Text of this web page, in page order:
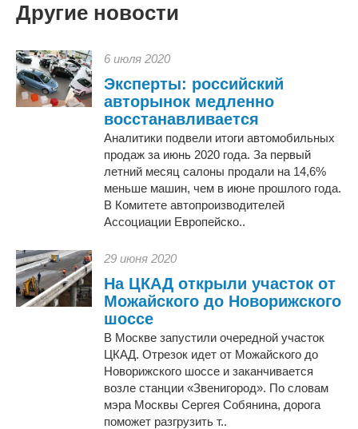
Другие новости
6 июля 2020
Эксперты: российский
авторынок медленно
восстанавливается
Аналитики подвели итоги автомобильных
продаж за июнь 2020 года. За первый
летний месяц салоны продали на 14,6%
меньше машин, чем в июне прошлого года.
В Комитете автопроизводителей
Ассоциации Европейско..
29 июня 2020
На ЦКАД открыли участок от
Можайского до Новорижского
шоссе
В Москве запустили очередной участок
ЦКАД. Отрезок идет от Можайского до
Новорижского шоссе и заканчивается
возле станции «Звенигород». По словам
мэра Москвы Сергея Собянина, дорога
поможет разгрузить т..